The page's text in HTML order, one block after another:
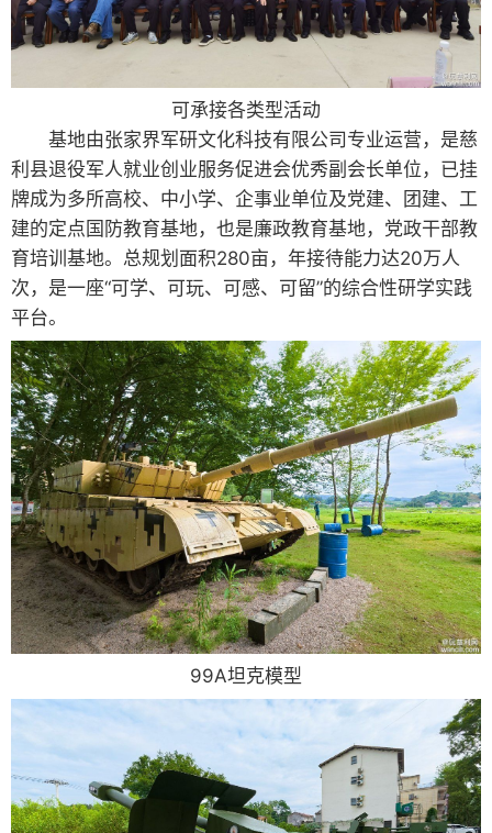
可承接各类型活动
基地由张家界军研文化科技有限公司专业运营，是慈
利县退役军人就业创业服务促进会优秀副会长单位，已挂
牌成为多所高校、中小学、企事业单位及党建、团建、工
建的定点国防教育基地，也是廉政教育基地，党政干部教
育培训基地。总规划面积280亩，年接待能力达20万人
次，是一座“可学、可玩、可感、可留”的综合性研学实践
平台。
99A坦克模型